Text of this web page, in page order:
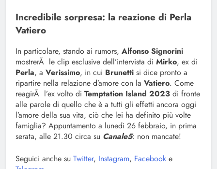
Incredibile sorpresa: la reazione di Perla
Vatiero
In particolare, stando ai rumors, Alfonso Signorini
mostrerÃ le clip esclusive dell’intervista di Mirko, ex di
Perla, a Verissimo, in cui Brunetti si dice pronto a
ripartire nella relazione d’amore con la Vatiero. Come
reagirÃ l’ex volto di Temptation Island 2023 di fronte
alle parole di quello che è a tutti gli effetti ancora oggi
l’amore della sua vita, ciò che lei ha definito più volte
famiglia? Appuntamento a lunedì 26 febbraio, in prima
serata, alle 21.30 circa su Canale5: non mancate!
Seguici anche su Twitter, Instagram, Facebook e